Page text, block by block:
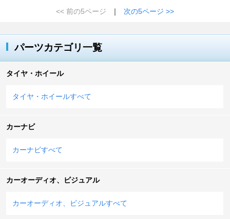
<< 前の5ページ
｜ 次の5ページ >>
パーツカテゴリ一覧
タイヤ・ホイール
タイヤ・ホイールすべて
カーナビ
カーナビすべて
カーオーディオ、ビジュアル
カーオーディオ、ビジュアルすべて